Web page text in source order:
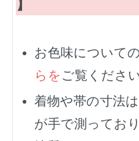
】
お色味について
らを ご覧くださ
着物や帯の寸法
が手で測ってお